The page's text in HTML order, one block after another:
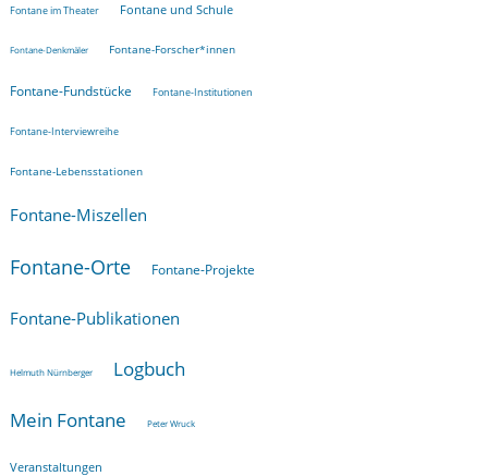
Fontane im Theater Fontane und Schule
Fontane-Denkmäler Fontane-Forscher*innen
Fontane-Fundstücke Fontane-Institutionen
Fontane-Interviewreihe
Fontane-Lebensstationen
Fontane-Miszellen
Fontane-Orte Fontane-Projekte
Fontane-Publikationen
Helmuth Nürnberger Logbuch
Mein Fontane Peter Wruck
Veranstaltungen